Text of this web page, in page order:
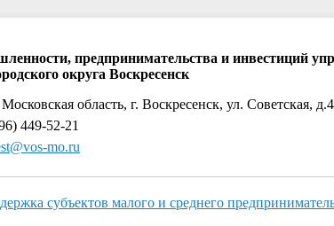
предпринимательства и инвестиций
округа Воскресенск
область, г. Воскресенск, ул. Советская,
449-52-21
mo.ru
субъектов малого и среднего